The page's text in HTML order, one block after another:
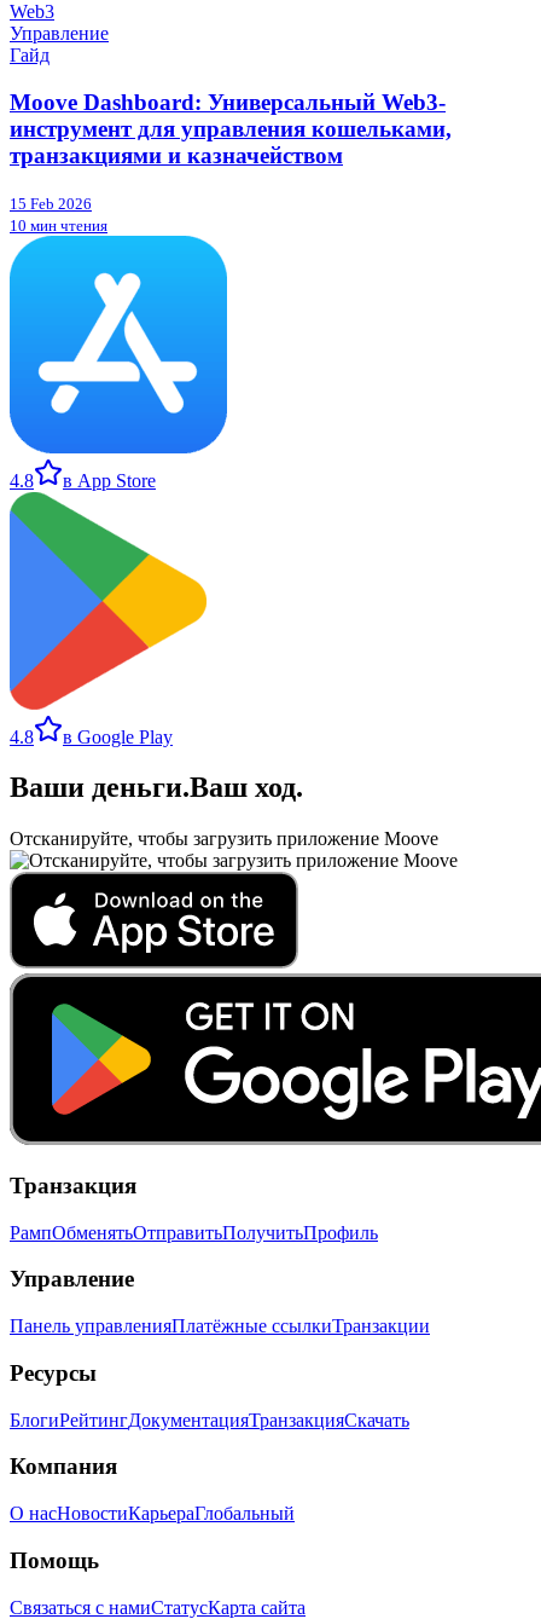
Web3
Управление
Гайд
Moove Dashboard: Универсальный Web3-
инструмент для управления кошельками,
транзакциями и казначейством
15 Feb 2026
10 мин чтения
4.8 в App Store
4.8 в Google Play
Ваши деньги.Ваш ход.
Отсканируйте, чтобы загрузить приложение Moove
Транзакция
РампОбменятьОтправитьПолучитьПрофиль
Управление
Панель управленияПлатёжные ссылкиТранзакции
Ресурсы
БлогиРейтингДокументацияТранзакцияСкачать
Компания
О насНовостиКарьераГлобальный
Помощь
Связаться с намиСтатусКарта сайта